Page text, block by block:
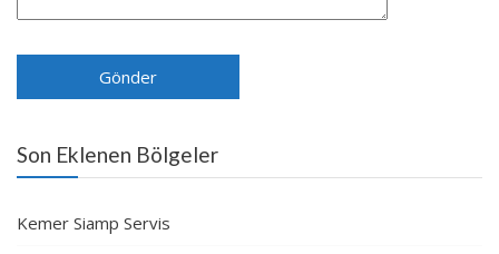
Son Eklenen Bölgeler
Kemer Siamp Servis